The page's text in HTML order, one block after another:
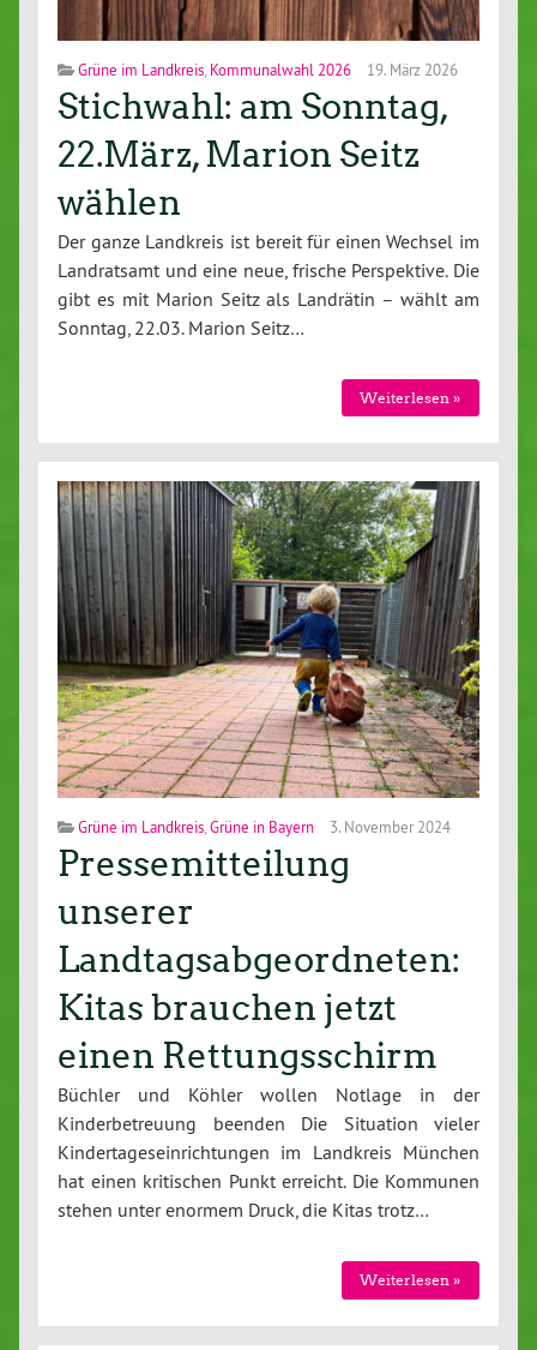
Grüne im Landkreis Kommunalwahl 2026 19. März 2026
Stichwahl: am Sonntag,
22.März, Marion Seitz
wählen
Der ganze Landkreis ist bereit für einen Wechsel im
Landratsamt und eine neue, frische Perspektive. Die
gibt es mit Marion Seitz als Landrätin – wählt am
Sonntag, 22.03. Marion Seitz…
Weiterlesen »
Grüne im Landkreis,Grüne in Bayern 3. November 2024
Pressemitteilung
unserer
Landtagsabgeordneten:
Kitas brauchen jetzt
einen Rettungsschirm
Büchler und Köhler wollen Notlage in der
Kinderbetreuung beenden Die Situation vieler
Kindertageseinrichtungen im Landkreis München
hat einen kritischen Punkt erreicht. Die Kommunen
stehen unter enormem Druck, die Kitas trotz…
Weiterlesen »